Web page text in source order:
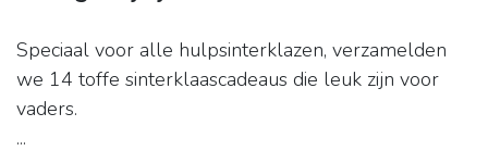
Speciaal voor alle hulpsinterklazen, verzamelden
we 14 toffe sinterklaascadeaus die leuk zijn voor
vaders.
...